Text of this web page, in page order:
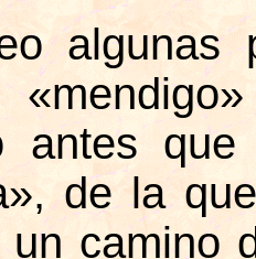
algunas
antes
de la
camino